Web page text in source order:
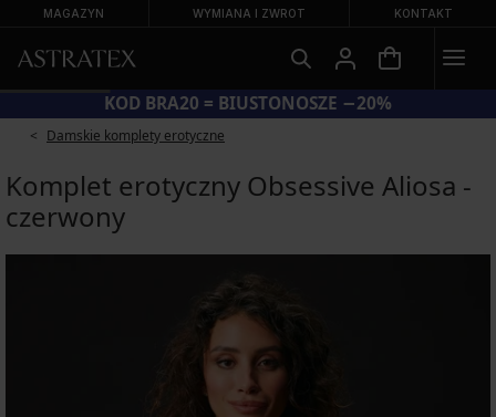
MAGAZYN WYMIANA I ZWROT KONTAKT
KOD BRA20 = BIUSTONOSZE −20%
Damskie komplety erotyczne
Komplet erotyczny Obsessive Aliosa -
czerwony